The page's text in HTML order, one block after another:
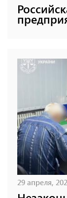
29 апреля,